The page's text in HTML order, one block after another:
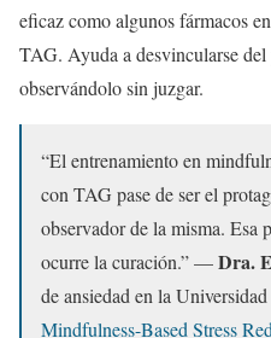
eficaz como algunos fármacos
TAG. Ayuda a desvincularse del
observándolo sin juzgar.
“El entrenamiento en
con TAG pase de ser el
observador de la misma. Esa
ocurre la curación.” —Dra.
de ansiedad en la
Mindfulness-Based Stress